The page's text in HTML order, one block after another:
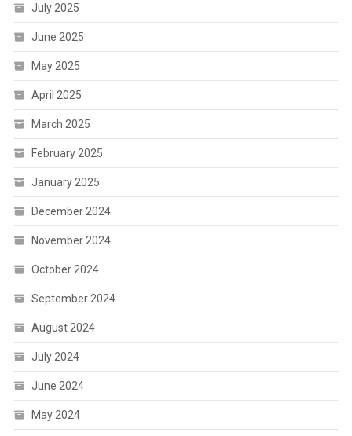
July 2025
June 2025
May 2025
April 2025
March 2025
February 2025
January 2025
December 2024
November 2024
October 2024
September 2024
August 2024
July 2024
June 2024
May 2024